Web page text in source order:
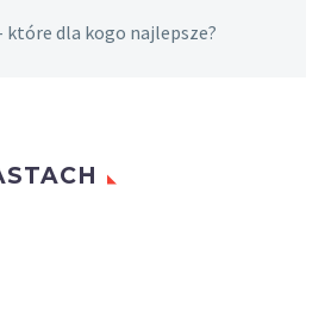
które dla kogo najlepsze?